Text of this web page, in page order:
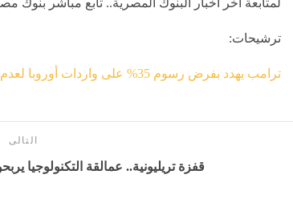
لمتابعة آخر أخبار البنوك المصرية.. تابع مباشر بنوك
ترشيحات:
ترامب يهدد بفرض رسوم 35% على واردات أوروبا لعدم الالتزام بالتعهدات الاستثمارية
التالى
قفزة تريليونية.. عمالقة التكنولوجيا يربحون 1.5 تريليون دولار في